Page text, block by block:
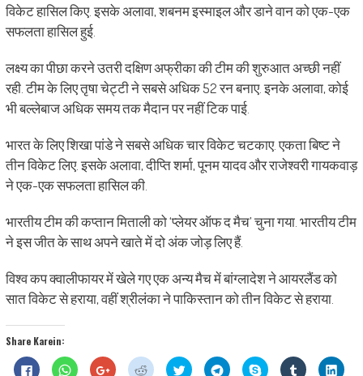
विकेट हासिल किए. इसके अलावा, शबनम इस्माइल और डाने वान को एक-एक
सफलता हासिल हुई.
लक्ष्य का पीछा करने उतरी दक्षिण अफ्रीका की टीम की शुरुआत अच्छी नहीं
रही. टीम के लिए तृषा चेट्टी ने सबसे अधिक 52 रन बनाए. इनके अलावा, कोई
भी बल्लेबाज अधिक समय तक मैदान पर नहीं टिक पाई.
भारत के लिए शिखा पांडे ने सबसे अधिक चार विकेट चटकाए. एकता बिष्ट ने
तीन विकेट लिए. इसके अलावा, दीप्ति शर्मा, पूनम यादव और राजेश्वरी गायकवाड़
ने एक-एक सफलता हासिल की.
भारतीय टीम की कप्तान मिताली को ‘प्लेयर ऑफ द मैच’ चुना गया. भारतीय टीम
ने इस जीत के साथ अपने खाते में दो अंक जोड़ लिए हैं.
विश्व कप क्वालीफायर में खेले गए एक अन्य मैच में बांग्लादेश ने आयरलैंड को
सात विकेट से हराया, वहीं श्रीलंका ने पाकिस्तान को तीन विकेट से हराया.
Share Karein:
Click
Click Click Click Click Click Share Click Click